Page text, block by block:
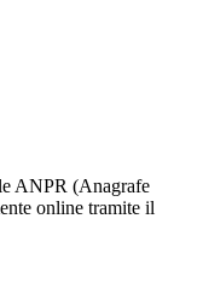
ANPR (Anagrafe
online tramite il